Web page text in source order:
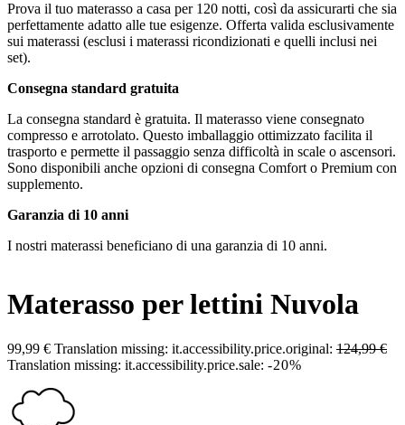
Prova il tuo materasso a casa per 120 notti, così da assicurarti che sia
perfettamente adatto alle tue esigenze. Offerta valida esclusivamente
sui materassi (esclusi i materassi ricondizionati e quelli inclusi nei
set).
Consegna standard gratuita
La consegna standard è gratuita. Il materasso viene consegnato
compresso e arrotolato. Questo imballaggio ottimizzato facilita il
trasporto e permette il passaggio senza difficoltà in scale o ascensori.
Sono disponibili anche opzioni di consegna Comfort o Premium con
supplemento.
Garanzia di 10 anni
I nostri materassi beneficiano di una garanzia di 10 anni.
Materasso per lettini Nuvola
99,99 € Translation missing: it.accessibility.price.original: 124,99 €
Translation missing: it.accessibility.price.sale: -20%